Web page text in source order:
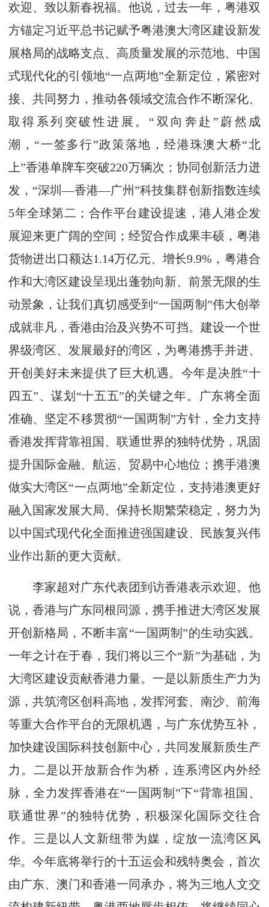
欢迎、致以新春祝福。他说，过去一年，粤港双
方锚定习近平总书记赋予粤港澳大湾区建设新发
展格局的战略支点、高质量发展的示范地、中国
式现代化的引领地“一点两地”全新定位，紧密对
接、共同努力，推动各领域交流合作不断深化、
取得系列突破性进展。“双向奔赴”蔚然成
潮，“一签多行”政策落地，经港珠澳大桥“北
上”香港单牌车突破220万辆次；协同创新活力迸
发，“深圳—香港—广州”科技集群创新指数连续
5年全球第二；合作平台建设提速，港人港企发
展迎来更广阔的空间；经贸合作成果丰硕，粤港
货物进出口额达1.14万亿元、增长9.9%，粤港合
作和大湾区建设呈现出蓬勃向新、前景无限的生
动景象，让我们真切感受到“一国两制”伟大创举
成就非凡，香港由治及兴势不可挡。建设一个世
界级湾区、发展最好的湾区，为粤港携手并进、
开创美好未来提供了巨大机遇。今年是决胜“十
四五”、谋划“十五五”的关键之年。广东将全面
准确、坚定不移贯彻“一国两制”方针，全力支持
香港发挥背靠祖国、联通世界的独特优势，巩固
提升国际金融、航运、贸易中心地位；携手港澳
做实大湾区“一点两地”全新定位，支持港澳更好
融入国家发展大局、保持长期繁荣稳定，努力为
以中国式现代化全面推进强国建设、民族复兴伟
业作出新的更大贡献。
李家超对广东代表团到访香港表示欢迎。他
说，香港与广东同根同源，携手推进大湾区发展
开创新格局，不断丰富“一国两制”的生动实践。
一年之计在于春，我们将以三个“新”为基础，为
大湾区建设贡献香港力量。一是以新质生产力为
源，共筑湾区创科高地，发挥河套、南沙、前海
等重大合作平台的无限机遇，与广东优势互补，
加快建设国际科技创新中心，共同发展新质生产
力。二是以开放新合作为桥，连系湾区内外经
脉，全力发挥香港在“一国两制”下“背靠祖国、
联通世界”的独特优势，积极深化国际交往合
作。三是以人文新纽带为媒，绽放一流湾区风
华。今年底将举行的十五运会和残特奥会，首次
由广东、澳门和香港一同承办，将为三地人文交